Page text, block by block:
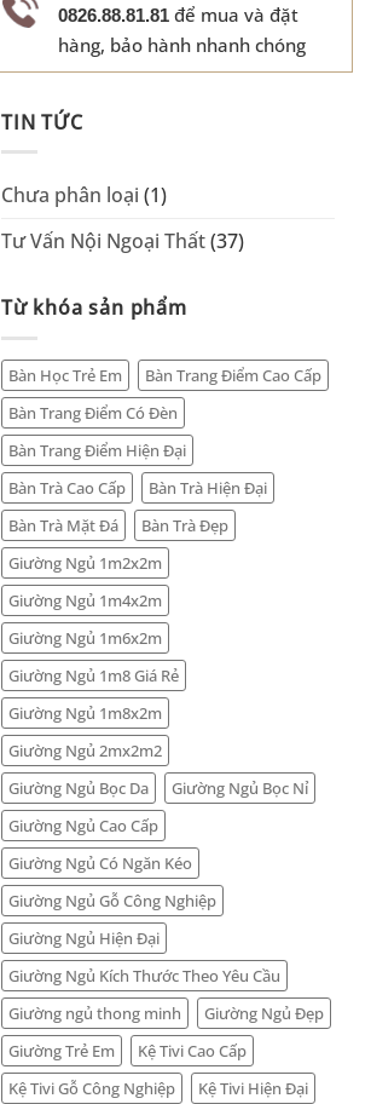
0826.88.81.81 để mua và đặt
hàng, bảo hành nhanh chóng
TIN TỨC
Chưa phân loại (1)
Tư Vấn Nội Ngoại Thất(37)
Từ khóa sản phẩm
Bàn Học Trẻ Em
Bàn Trang Điểm Cao Cấp
Bàn Trang Điểm Có Đèn
Bàn Trang Điểm Hiện Đại
Bàn Trà Cao Cấp
Bàn Trà Hiện Đại
Bàn Trà Mặt Đá
Bàn Trà Đẹp
Giường Ngủ 1m2x2m
Giường Ngủ 1m4x2m
Giường Ngủ 1m6x2m
Giường Ngủ 1m8 Giá Rẻ
Giường Ngủ 1m8x2m
Giường Ngủ 2mx2m2
Giường Ngủ Bọc Da
Giường Ngủ Bọc Nỉ
Giường Ngủ Cao Cấp
Giường Ngủ Có Ngăn Kéo
Giường Ngủ Gỗ Công Nghiệp
Giường Ngủ Hiện Đại
Giường Ngủ Kích Thước Theo Yêu Cầu
Giường ngủ thong minh
Giường Ngủ Đẹp
Giường Trẻ Em
Kệ Tivi Cao Cấp
Kệ Tivi Gỗ Công Nghiệp
Kệ Tivi Hiện Đại